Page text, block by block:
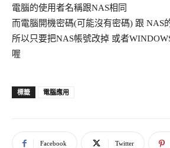
電腦的使用者名稱跟NAS相同
而電腦開機密碼(可能沒有密碼) 跟 NAS
所以只要把NAS帳號改掉 或者
喔
標籤 電腦應用
Facebook Twitter